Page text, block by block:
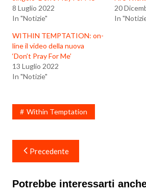
8 Luglio 2022
In "Notizie"
20
In
WITHIN TEMPTATION: on-
line il video della nuova
‘Don’t Pray For Me’
13 Luglio 2022
In "Notizie"
Within Temptation
Navigazione
articoli
Precedente
Potrebbe interessarti